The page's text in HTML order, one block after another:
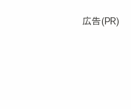
広告(PR)